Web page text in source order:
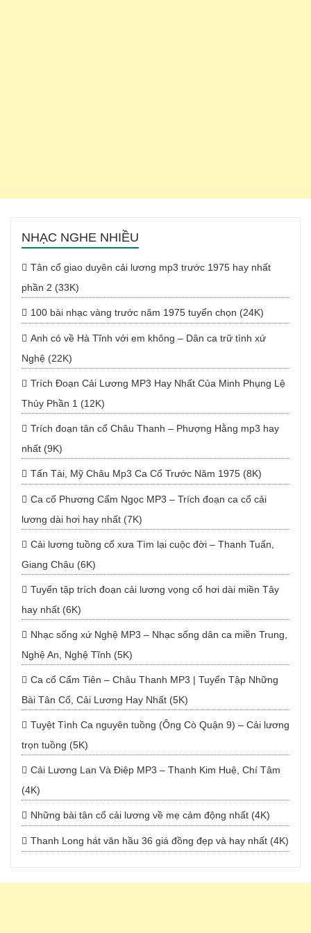
NHẠC NGHE NHIỀU
Tân cổ giao duyên cải lương mp3 trước 1975 hay nhất
phần 2 (33K)
100 bài nhạc vàng trước năm 1975 tuyển chọn (24K)
Anh có về Hà Tĩnh với em không – Dân ca trữ tình xứ
Nghệ (22K)
Trích Đoạn Cải Lương MP3 Hay Nhất Của Minh Phụng Lệ
Thủy Phần 1 (12K)
Trích đoạn tân cổ Châu Thanh – Phượng Hằng mp3 hay
nhất (9K)
Tấn Tài, Mỹ Châu Mp3 Ca Cổ Trước Năm 1975 (8K)
Ca cổ Phương Cẩm Ngọc MP3 – Trích đoạn ca cổ cải
lương dài hơi hay nhất (7K)
Cải lương tuồng cổ xưa Tìm lại cuộc đời – Thanh Tuấn,
Giang Châu (6K)
Tuyển tập trích đoạn cải lương vọng cổ hơi dài miền Tây
hay nhất (6K)
Nhạc sống xứ Nghệ MP3 – Nhạc sống dân ca miền Trung,
Nghệ An, Nghệ Tĩnh (5K)
Ca cổ Cẩm Tiên – Châu Thanh MP3 | Tuyển Tập Những
Bài Tân Cổ, Cải Lương Hay Nhất (5K)
Tuyệt Tình Ca nguyên tuồng (Ông Cò Quận 9) – Cải lương
trọn tuồng (5K)
Cải Lương Lan Và Điệp MP3 – Thanh Kim Huệ, Chí Tâm
(4K)
Những bài tân cổ cải lương về mẹ cảm động nhất (4K)
Thanh Long hát văn hầu 36 giá đồng đẹp và hay nhất (4K)